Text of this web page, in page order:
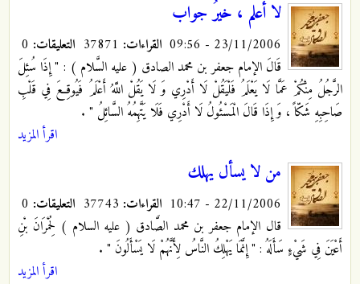
لا أعلم ، خيرُ جواب
23/11/2006 - 09:56 القراءات: التعليقات:
قَالَ الإمام جعفر بن محمد الصادق ( عليه السَّلام ) : " إِذَا سُئِلَ
الرَّجُلُ مِنْكُمْ عَمَّا لَا يَعْلَمُ فَلْيَقُلْ لَا أَدْرِي وَ لَا يَقُلْ اللَّهُ أَعْلَمُ فَيُوقِعَ فِي قَلْبِ
صَاحِبِهِ شَكّاً ، وَ إِذَا قَالَ الْمَسْئُولُ لَا أَدْرِي فَلَا يَتَّهِمُهُ السَّائِلُ " .
اقرأ المزيد
من لا يسأل يهلك
22/11/2006 - 10:47 القراءات: التعليقات:
قال الإمام جعفر بن محمد الصَّادق ( عليه السلام ) لِحُمْرَانَ بْنِ
أَعْيَنَ فِي شَيْ‏ءٍ سَأَلَهُ : " إِنَّمَا يَهْلِكُ النَّاسُ لِأَنَّهُمْ لَا يَسْأَلُونَ " .
اقرأ المزيد